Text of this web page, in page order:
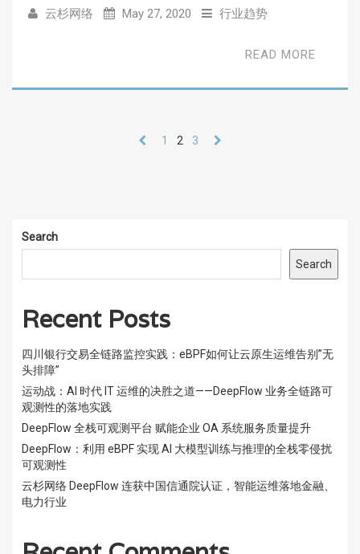
云杉网络 May 27, 2020 行业趋势
READ MORE
1 2 3
Search
Search
Recent Posts
四川银行交易全链路监控实践：eBPF如何让云原生运维告别”无
头排障”
运动战：AI 时代 IT 运维的决胜之道——DeepFlow 业务全链路可
观测性的落地实践
DeepFlow 全栈可观测平台 赋能企业 OA 系统服务质量提升
DeepFlow：利用 eBPF 实现 AI 大模型训练与推理的全栈零侵扰
可观测性
云杉网络 DeepFlow 连获中国信通院认证，智能运维落地金融、
电力行业